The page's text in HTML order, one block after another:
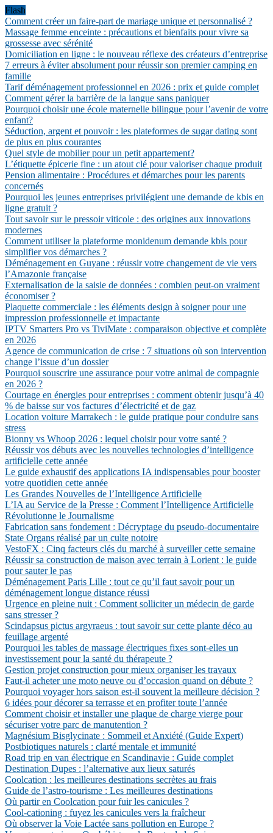
Flash
Comment créer un faire-part de mariage unique et personnalisé ?
Massage femme enceinte : précautions et bienfaits pour vivre sa
grossesse avec sérénité
Domiciliation en ligne : le nouveau réflexe des créateurs d’entreprise
7 erreurs à éviter absolument pour réussir son premier camping en
famille
Tarif déménagement professionnel en 2026 : prix et guide complet
Comment gérer la barrière de la langue sans paniquer
Pourquoi choisir une école maternelle bilingue pour l’avenir de votre
enfant?
Séduction, argent et pouvoir : les plateformes de sugar dating sont
de plus en plus courantes
Quel style de mobilier pour un petit appartement?
L’étiquette épicerie fine : un atout clé pour valoriser chaque produit
Pension alimentaire : Procédures et démarches pour les parents
concernés
Pourquoi les jeunes entreprises privilégient une demande de kbis en
ligne gratuit ?
Tout savoir sur le pressoir viticole : des origines aux innovations
modernes
Comment utiliser la plateforme monidenum demande kbis pour
simplifier vos démarches ?
Déménagement en Guyane : réussir votre changement de vie vers
l’Amazonie française
Externalisation de la saisie de données : combien peut-on vraiment
économiser ?
Plaquette commerciale : les éléments design à soigner pour une
impression professionnelle et impactante
IPTV Smarters Pro vs TiviMate : comparaison objective et complète
en 2026
Agence de communication de crise : 7 situations où son intervention
change l’issue d’un dossier
Pourquoi souscrire une assurance pour votre animal de compagnie
en 2026 ?
Courtage en énergies pour entreprises : comment obtenir jusqu’à 40
% de baisse sur vos factures d’électricité et de gaz
Location voiture Marrakech : le guide pratique pour conduire sans
stress
Bionny vs Whoop 2026 : lequel choisir pour votre santé ?
Réussir vos débuts avec les nouvelles technologies d’intelligence
artificielle cette année
Le guide exhaustif des applications IA indispensables pour booster
votre quotidien cette année
Les Grandes Nouvelles de l’Intelligence Artificielle
L’IA au Service de la Presse : Comment l’Intelligence Artificielle
Révolutionne le Journalisme
Fabrication sans fondement : Décryptage du pseudo-documentaire
State Organs réalisé par un culte notoire
VestoFX : Cinq facteurs clés du marché à surveiller cette semaine
Réussir sa construction de maison avec terrain à Lorient : le guide
pour sauter le pas
Déménagement Paris Lille : tout ce qu’il faut savoir pour un
déménagement longue distance réussi
Urgence en pleine nuit : Comment solliciter un médecin de garde
sans stresser ?
Scindapsus pictus argyraeus : tout savoir sur cette plante déco au
feuillage argenté
Pourquoi les tables de massage électriques fixes sont-elles un
investissement pour la santé du thérapeute ?
Gestion projet construction pour mieux organiser les travaux
Faut-il acheter une moto neuve ou d’occasion quand on débute ?
Pourquoi voyager hors saison est-il souvent la meilleure décision ?
6 idées pour décorer sa terrasse et en profiter toute l’année
Comment choisir et installer une plaque de charge vierge pour
sécuriser votre parc de manutention ?
Magnésium Bisglycinate : Sommeil et Anxiété (Guide Expert)
Postbiotiques naturels : clarté mentale et immunité
Road trip en van électrique en Scandinavie : Guide complet
Destination Dupes : l’alternative aux lieux saturés
Coolcation : les meilleures destinations secrètes au frais
Guide de l’astro-tourisme : Les meilleures destinations
Où partir en Coolcation pour fuir les canicules ?
Cool-cationing : fuyez les canicules vers la fraîcheur
Où observer la Voie Lactée sans pollution en Europe ?